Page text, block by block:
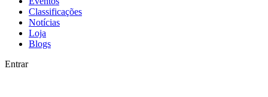
Classificações
Notícias
Loja
Blogs
Entrar